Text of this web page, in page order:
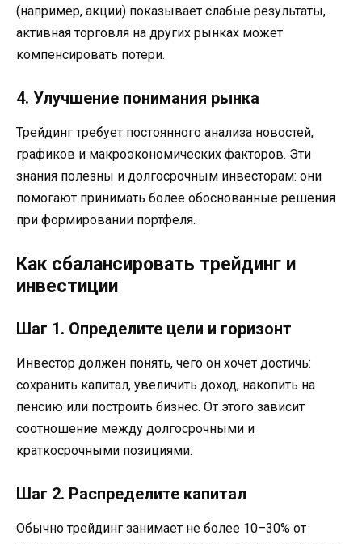
(например, акции) показывает слабые результаты,
активная торговля на других рынках может
компенсировать потери.
4. Улучшение понимания рынка
Трейдинг требует постоянного анализа новостей,
графиков и макроэкономических факторов. Эти
знания полезны и долгосрочным инвесторам: они
помогают принимать более обоснованные решения
при формировании портфеля.
Как сбалансировать трейдинг и
инвестиции
Шаг 1. Определите цели и горизонт
Инвестор должен понять, чего он хочет достичь:
сохранить капитал, увеличить доход, накопить на
пенсию или построить бизнес. От этого зависит
соотношение между долгосрочными и
краткосрочными позициями.
Шаг 2. Распределите капитал
Обычно трейдинг занимает не более 10–30% от